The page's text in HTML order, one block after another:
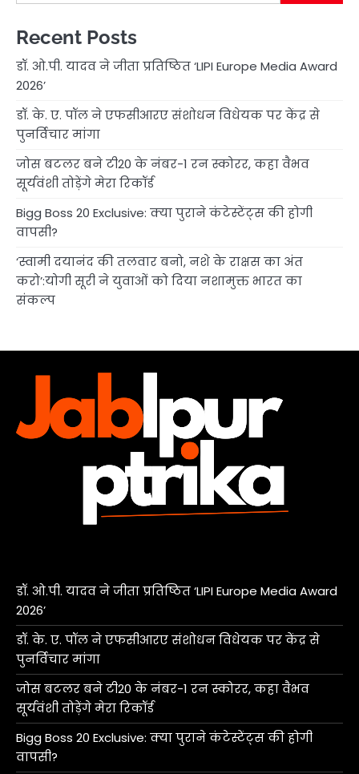
Recent Posts
डॉ. ओ.पी. यादव ने जीता प्रतिष्ठित ‘LIPI Europe Media Award
2026’
डॉ. के. ए. पॉल ने एफसीआरए संशोधन विधेयक पर केंद्र से
पुनर्विचार मांगा
जोस बटलर बने टी20 के नंबर-1 रन स्कोरर, कहा वैभव
सूर्यवंशी तोड़ेंगे मेरा रिकॉर्ड
Bigg Boss 20 Exclusive: क्या पुराने कंटेस्टेंट्स की होगी
वापसी?
‘स्वामी दयानंद की तलवार बनो, नशे के राक्षस का अंत
करो’:योगी सूरी ने युवाओं को दिया नशामुक्त भारत का
संकल्प
डॉ. ओ.पी. यादव ने जीता प्रतिष्ठित ‘LIPI Europe Media Award
2026’
डॉ. के. ए. पॉल ने एफसीआरए संशोधन विधेयक पर केंद्र से
पुनर्विचार मांगा
जोस बटलर बने टी20 के नंबर-1 रन स्कोरर, कहा वैभव
सूर्यवंशी तोड़ेंगे मेरा रिकॉर्ड
Bigg Boss 20 Exclusive: क्या पुराने कंटेस्टेंट्स की होगी
वापसी?